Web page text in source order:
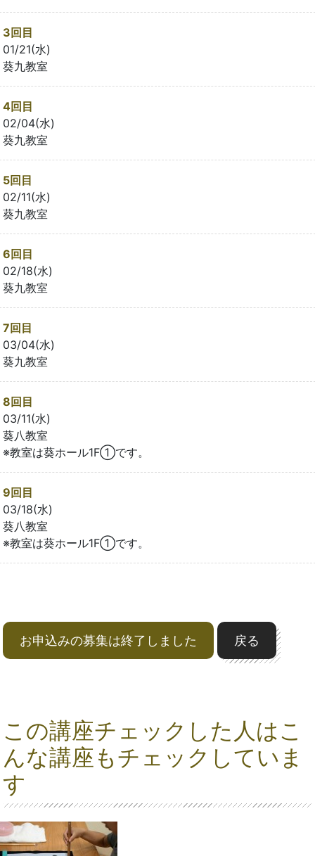
3回目
01/21(水)
葵九教室
4回目
02/04(水)
葵九教室
5回目
02/11(水)
葵九教室
6回目
02/18(水)
葵九教室
7回目
03/04(水)
葵九教室
8回目
03/11(水)
葵八教室
※教室は葵ホール1F①です。
9回目
03/18(水)
葵八教室
※教室は葵ホール1F①です。
お申込みの募集は終了しました 戻る
この講座チェックした人はこ
んな講座もチェックしていま
す